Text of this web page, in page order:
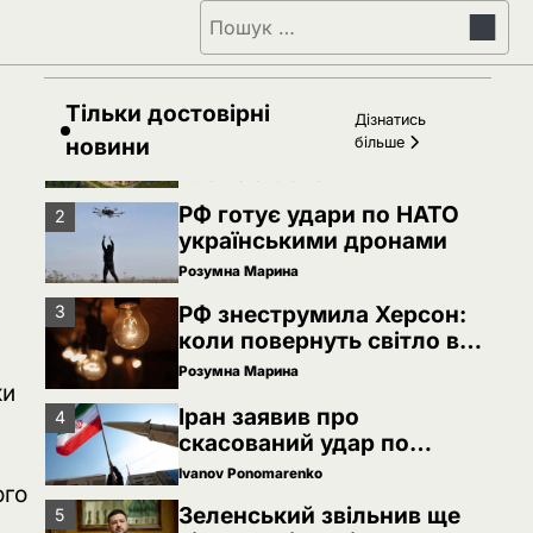
Пошук:
Тільки достовірні
новини
Дізнатись
більше
Зеленський звільнив ще
сімох керівників
дипломатичних місій
Ivanov Ponomarenko
Київська нерухомість
після 2025 року: які
вигляд столиці
2
РФ готує удари по НАТО
українськими дронами
Розумна Марина
3
РФ знеструмила Херсон:
коли повернуть світло в
оселі
Розумна Марина
4
Іран заявив про
скасований удар по
Україні після контактів
Ivanov Ponomarenko
5
Зеленський звільнив ще